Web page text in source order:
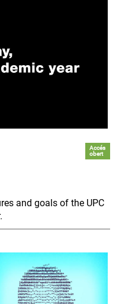
Accés
obert
and goals of the UPC